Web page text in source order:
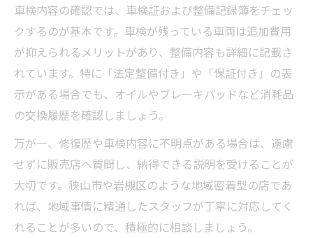
車検内容の確認では、車検証および整備記録簿をチェッ
クするのが基本です。車検が残っている車両は追加費用
が抑えられるメリットがあり、整備内容も詳細に記載さ
れています。特に「法定整備付き」や「保証付き」の表
示がある場合でも、オイルやブレーキパッドなど消耗品
の交換履歴を確認しましょう。
万が一、修復歴や車検内容に不明点がある場合は、遠慮
せずに販売店へ質問し、納得できる説明を受けることが
大切です。狭山市や岩槻区のような地域密着型の店であ
れば、地域事情に精通したスタッフが丁寧に対応してく
れることが多いので、積極的に相談しましょう。